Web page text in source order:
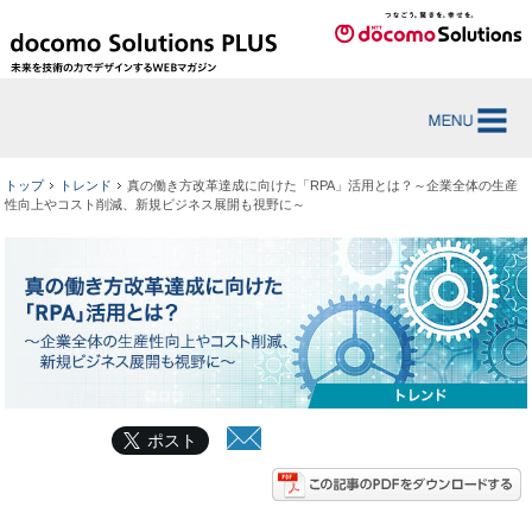
トップ トレンド
真の働き方改革達成に向けた「RPA」活用とは？～企業全体の生産
性向上やコスト削減、新規ビジネス展開も視野に～
ポスト